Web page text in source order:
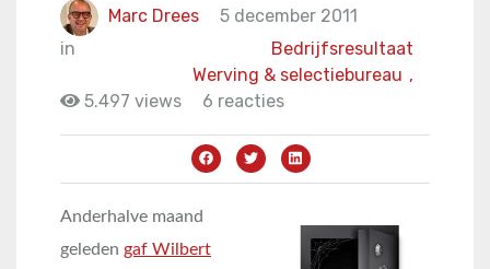
Marc Drees
5 december 2011
in
Bedrijfsresultaat
Werving & selectiebureau ,
5.497 views
6 reacties
Anderhalve maand
geleden gaf Wilbert